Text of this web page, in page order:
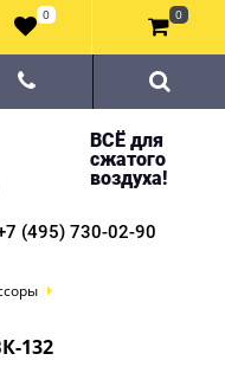
ВСЁ для
сжатого
воздуха!
(495) 730-02-90
132
0 0